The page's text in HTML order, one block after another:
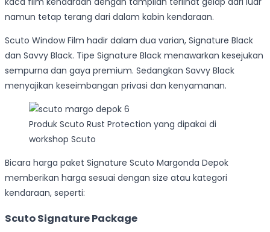
namun tetap terang dari dalam kabin kendaraan.
Scuto Window Film hadir dalam dua varian, Signature Black
dan Savvy Black. Tipe Signature Black menawarkan kesejukan
sempurna dan gaya premium. Sedangkan Savvy Black
menyajikan keseimbangan privasi dan kenyamanan.
Produk Scuto Rust Protection yang dipakai di
workshop Scuto
Bicara harga paket Signature Scuto Margonda Depok
memberikan harga sesuai dengan size atau kategori
kendaraan, seperti:
Scuto Signature Package